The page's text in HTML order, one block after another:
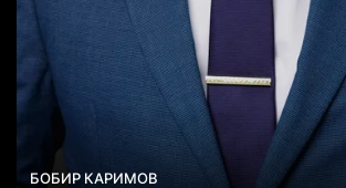
БОБИР КАРИМОВ